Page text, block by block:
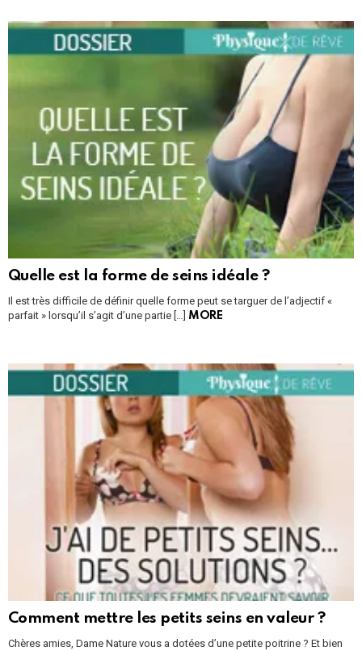
Quelle est la forme de seins idéale ?
Il est très difficile de définir quelle forme peut se targuer de l’adjectif «
parfait » lorsqu’il s’agit d’une partie […] MORE
Comment mettre les petits seins en valeur ?
Chères amies, Dame Nature vous a dotées d’une petite poitrine ? Et bien